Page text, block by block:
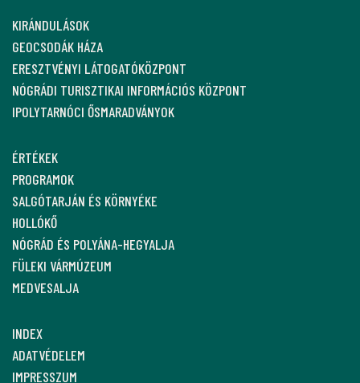
KIRÁNDULÁSOK
GEOCSODÁK HÁZA
ERESZTVÉNYI LÁTOGATÓKÖZPONT
NÓGRÁDI TURISZTIKAI INFORMÁCIÓS KÖZPONT
IPOLYTARNÓCI ŐSMARADVÁNYOK
ÉRTÉKEK
PROGRAMOK
SALGÓTARJÁN ÉS KÖRNYÉKE
HOLLÓKŐ
NÓGRÁD ÉS POLYÁNA-HEGYALJA
FÜLEKI VÁRMÚZEUM
MEDVESALJA
INDEX
ADATVÉDELEM
IMPRESSZUM